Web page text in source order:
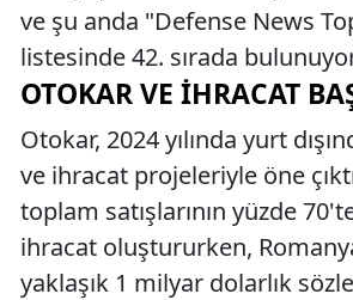
ve şu anda "Defense News
listesinde 42. sırada
OTOKAR VE İHRACAT
Otokar, 2024 yılında yurt
ve ihracat projeleriyle öne
toplam satışlarının yüzde
ihracat oluştururken,
yaklaşık 1 milyar dolarlık